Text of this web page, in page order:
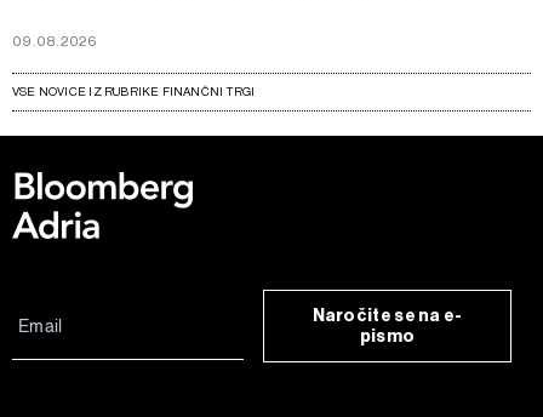
09.08.2026
VSE NOVICE IZ RUBRIKE FINANČNI TRGI
Naročite se na e-
pismo